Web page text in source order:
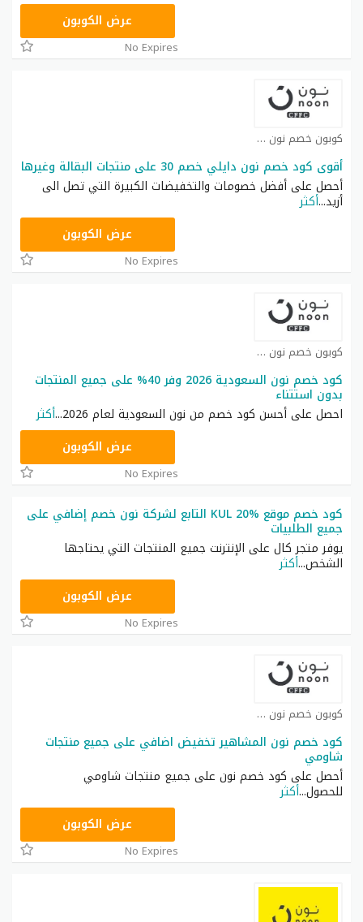
عرض الكوبون
No Expires
كوبون خصم نون كوبون
أقوى كود خصم نون دايلي خصم 30 على منتجات البقالة وغيرها
أحصل على أفضل خصومات والتخفيضات الكبيرة التي تصل الى
أزيد...أكثر
عرض الكوبون
No Expires
كوبون خصم نون كوبون
كود خصم نون السعودية 2026 وفر 40% على جميع المنتجات
بدون استتناء
احصل على أحسن كود خصم من نون السعودية لعام 2026
...أكثر
RRF24عرض الكوبون
No Expires
كود خصم موقع KUL 20% التابع لشركة نون خصم إضافي على
جميع الطلبيات
يوفر متجر كال على الإنترنت جميع المنتجات التي يحتاجها
الشخص...أكثر
عرض الكوبون
No Expires
كوبون خصم نون كوبون
كود خصم نون المشاهير تخفيض اضافي على جميع منتجات
شاومي
أحصل على كود خصم نون على جميع منتجات شاومي
للحصول...أكثر
RRF24عرض الكوبون
No Expires